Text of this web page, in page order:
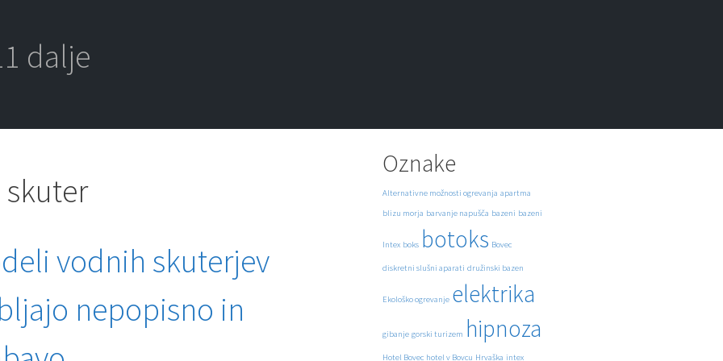
dalje
vodnih skuterjev
nepopisno in
Oznake
Alternativne možnosti ogrevanja apartma
blizu morja barvanje napušča bazeni bazeni
Intex boks botoks Bovec
diskretni slušni aparati družinski bazen
Ekološko ogrevanje elektrika
gibanje gorski turizem hipnoza
Hotel Bovec hotel v Bovcu Hrvaška intex